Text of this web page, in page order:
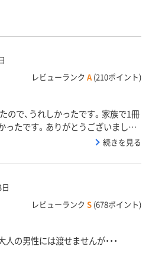
レビューランク A (210ポイント)
ので、うれしかったです。家族で1冊
ったです。ありがとうございまし
続きを見る
レビューランク S (678ポイント)
の男性には渡せませんが・・・